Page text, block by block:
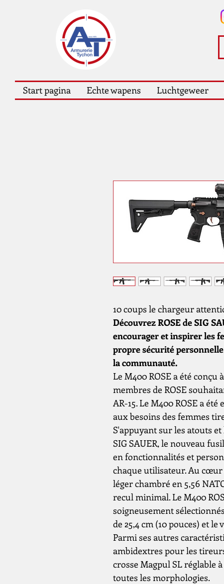
Start pagina Echte wapens Luchtgeweer
10 coups le chargeur
Découvrez ROSE de SIG
encourager et inspirer les
propre sécurité
la communauté.
Le M400 ROSE a été conçu
membres de ROSE
AR-15. Le M400 ROSE a
aux besoins des femmes
S'appuyant sur les atouts
SIG SAUER, le nouveau
en fonctionnalités et
chaque utilisateur. Au cœur
léger chambré en 5,56
recul minimal. Le M400
soigneusement
de 25,4 cm (10 pouces) et
Parmi ses autres
ambidextres pour les
crosse Magpul SL réglable
toutes les morphologies.